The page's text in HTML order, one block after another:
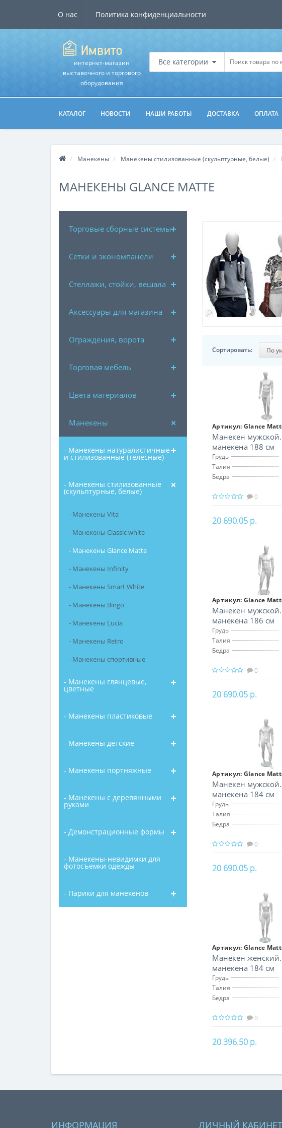
О нас Политика конфиденциальности
интернет-магазин
выставочного и торгового
оборудования
Все категории
КАТАЛОГ НОВОСТИ НАШИ РАБОТЫ ДОСТАВКА ОПЛАТА
Манекены Манекены стилизованные (скульптурные, белые)
МАНЕКЕНЫ GLANCE MATTE
Торговые сборные системы
Сетки и экономпанели
Стеллажи, стойки, вешала
Аксессуары для магазина
Ограждения, ворота
Торговая мебель
Цвета материалов
Манекены
- Манекены натуралистичные
и стилизованные (телесные)
- Манекены стилизованные
(скульптурные, белые)
- Манекены Vita
- Манекены Classic white
- Манекены Glance Matte
- Манекены Infinity
- Манекены Smart White
- Манекены Bingo
- Манекены Lucia
- Манекены Retro
- Манекены спортивные
- Манекены глянцевые,
цветные
- Манекены пластиковые
- Манекены детские
- Манекены портняжные
- Манекены с деревянными
руками
- Демонстрационные формы
- Манекены-невидимки для
фотосъемки одежды
- Парики для манекенов
Сортировать:
Артикул: Glance
Манекен
манекена 188 см
Грудь
Талия
Бедра
0
20 690.05 р.
Артикул: Glance
Манекен
манекена 186 см
Грудь
Талия
Бедра
0
20 690.05 р.
Артикул: Glance
Манекен
манекена 184 см
Грудь
Талия
Бедра
0
20 690.05 р.
Артикул: Glance
Манекен
манекена 184 см
Грудь
Талия
Бедра
0
20 396.50 р.
ИНФОРМАЦИЯ ЛИЧНЫЙ КАБИНЕТ